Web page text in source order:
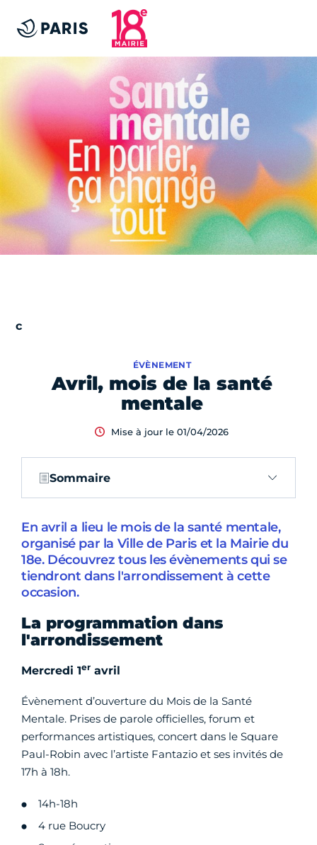
Avril, mois de la santé
mentale
ÉVÈNEMENT
Mise à jour le 01/04/2026
Sommaire
En avril a lieu le mois de la santé mentale,
organisé par la Ville de Paris et la Mairie du
18e. Découvrez tous les évènements qui se
tiendront dans l'arrondissement à cette
occasion.
La programmation dans
l'arrondissement
Mercredi 1er avril
Évènement d’ouverture du Mois de la Santé
Mentale. Prises de parole officielles, forum et
performances artistiques, concert dans le Square
Paul-Robin avec l’artiste Fantazio et ses invités de
17h à 18h.
14h-18h
4 rue Boucry